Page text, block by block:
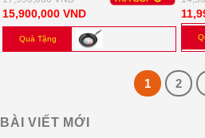
15,900,000 VND
Quà Tặng
1 2
BÀI VIẾT MỚI